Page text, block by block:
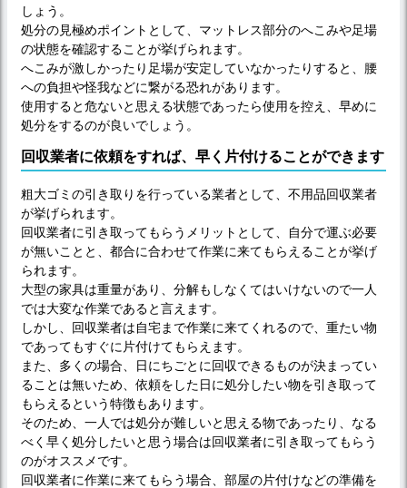
しょう。
処分の見極めポイントとして、マットレス部分のへこみや足場
の状態を確認することが挙げられます。
へこみが激しかったり足場が安定していなかったりすると、腰
への負担や怪我などに繋がる恐れがあります。
使用すると危ないと思える状態であったら使用を控え、早めに
処分をするのが良いでしょう。
回収業者に依頼をすれば、早く片付けることができます
粗大ゴミの引き取りを行っている業者として、不用品回収業者
が挙げられます。
回収業者に引き取ってもらうメリットとして、自分で運ぶ必要
が無いことと、都合に合わせて作業に来てもらえることが挙げ
られます。
大型の家具は重量があり、分解もしなくてはいけないので一人
では大変な作業であると言えます。
しかし、回収業者は自宅まで作業に来てくれるので、重たい物
であってもすぐに片付けてもらえます。
また、多くの場合、日にちごとに回収できるものが決まってい
ることは無いため、依頼をした日に処分したい物を引き取って
もらえるという特徴もあります。
そのため、一人では処分が難しいと思える物であったり、なる
べく早く処分したいと思う場合は回収業者に引き取ってもらう
のがオススメです。
回収業者に作業に来てもらう場合、部屋の片付けなどの準備を